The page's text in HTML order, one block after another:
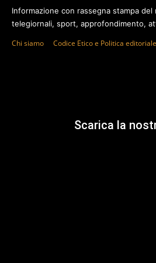
Informazione con rassegna stampa
telegiornali, sport, approfondimento,
Chi siamo Codice Etico e Politica editoriale
Scarica la